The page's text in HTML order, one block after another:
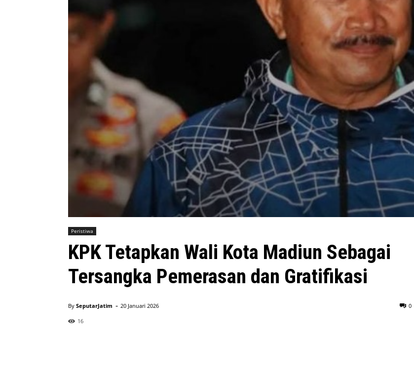
Peristiwa
KPK Tetapkan Wali Kota Madiun Sebagai
Tersangka Pemerasan dan Gratifikasi
By SeputarJatim - 0
20 Januari 2026
16